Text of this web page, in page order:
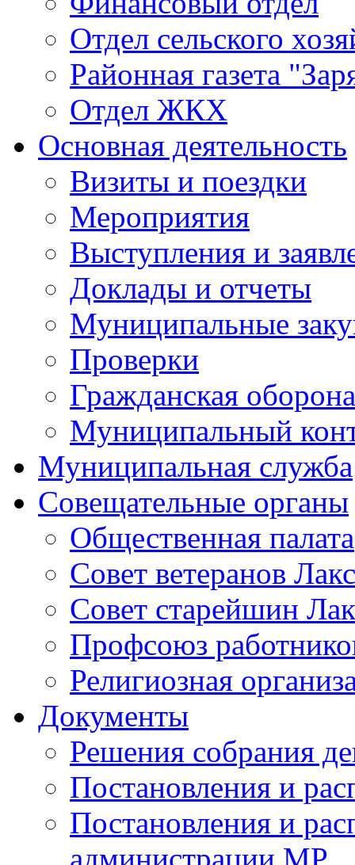
Отдел сельского
Районная газета
Отдел ЖКХ
Основная деятельность
Визиты и поездки
Мероприятия
Выступления и
Доклады и отчеты
Муниципальные
Проверки
Гражданская
Муниципальный
Муниципальная служба
Совещательные органы
Общественная палата
Совет ветеранов
Совет старейшин
Профсоюз
Религиозная
Документы
Решения собрания
Постановления и
Постановления и